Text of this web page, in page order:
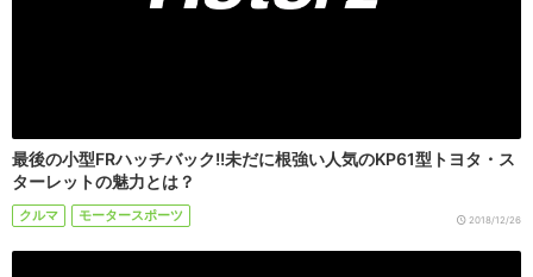
最後の小型FRハッチバック!!未だに根強い人気のKP61型トヨタ・ス
ターレットの魅力とは？
クルマ モータースポーツ 2018/12/26